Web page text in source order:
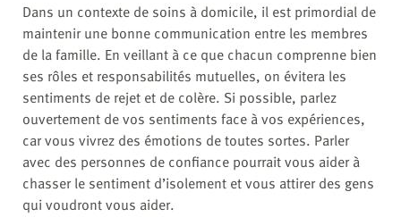
Dans un contexte de soins à domicile, il est primordial de
maintenir une bonne communication entre les membres
de la famille. En veillant à ce que chacun comprenne bien
ses rôles et responsabilités mutuelles, on évitera les
sentiments de rejet et de colère. Si possible, parlez
ouvertement de vos sentiments face à vos expériences,
car vous vivrez des émotions de toutes sortes. Parler
avec des personnes de confiance pourrait vous aider à
chasser le sentiment d’isolement et vous attirer des gens
qui voudront vous aider.